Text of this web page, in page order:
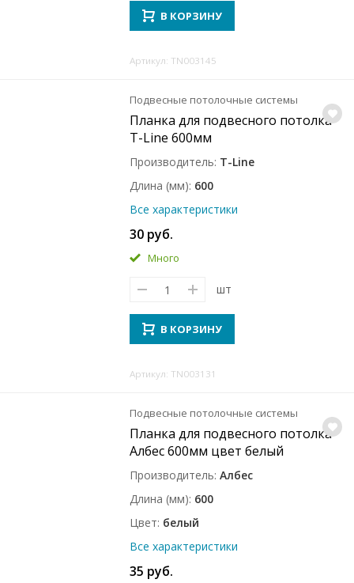
В КОРЗИНУ
Артикул: TN003145
Подвесные потолочные системы
Планка для подвесного потолка
T-Line 600мм
Производитель T-Line
Длина (мм) 600
Все характеристики
30 руб.
Много
шт
В КОРЗИНУ
Артикул: TN003131
Подвесные потолочные системы
Планка для подвесного потолка
Албес 600мм цвет белый
Производитель Албес
Длина (мм) 600
Цвет белый
Все характеристики
35 руб.